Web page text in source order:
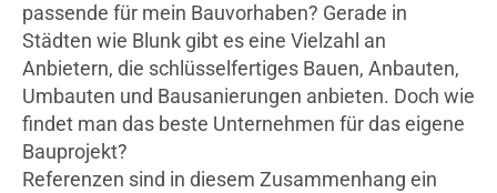
passende für mein Bauvorhaben? Gerade in
Städten wie Blunk gibt es eine Vielzahl an
Anbietern, die schlüsselfertiges Bauen, Anbauten,
Umbauten und Bausanierungen anbieten. Doch wie
findet man das beste Unternehmen für das eigene
Bauprojekt?
Referenzen sind in diesem Zusammenhang ein